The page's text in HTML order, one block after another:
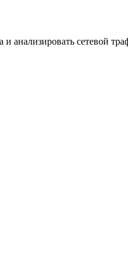
анализировать сетевой